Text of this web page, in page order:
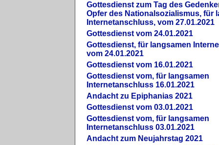
Gottesdienst zum Tag des
Opfer des Nationalsozialismus, für
Internetanschluss, vom 27.01.2021
Gottesdienst vom 24.01.2021
Gottesdienst, für langsamen
vom 24.01.2021
Gottesdienst vom 16.01.2021
Gottesdienst vom, für langsamen
Internetanschluss 16.01.2021
Andacht zu Epiphanias 2021
Gottesdienst vom 03.01.2021
Gottesdienst vom, für langsamen
Internetanschluss 03.01.2021
Andacht zum Neujahrstag 2021